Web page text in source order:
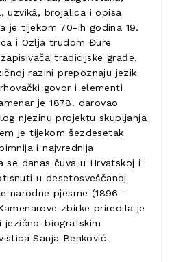
uzvikâ, brojalica i opisa
je tijekom 70-ih godina 19.
i Ozlja trudom Đure
tradicijske građe.
razini prepoznaju jezik
govor i elementi
je 1878. darovao
njezinu projektu skupljanja
je tijekom šezdesetak
i najvrednija
danas čuva u Hrvatskoj i
u desetosveščanoj
narodne pjesme (1896‒
zbirke priredila je
jezično-biografskim
Sanja Benković-